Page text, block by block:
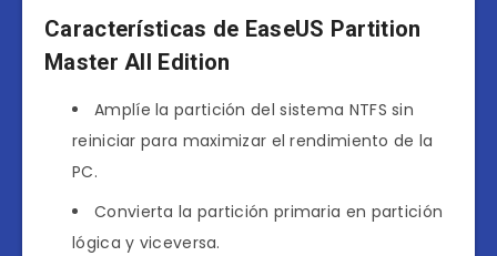
Características de EaseUS Partition
Master All Edition
Amplíe la partición del sistema NTFS sin
reiniciar para maximizar el rendimiento de la
PC.
Convierta la partición primaria en partición
lógica y viceversa.